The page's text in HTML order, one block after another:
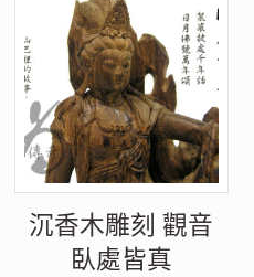
沉香木雕刻 觀音
臥處皆真